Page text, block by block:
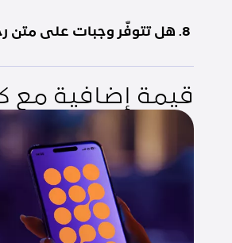
8. هل تتوفّر وجبات على متن رحلات طيران الرياض من الرياض إلى لندن؟
قيمة إضافية مع